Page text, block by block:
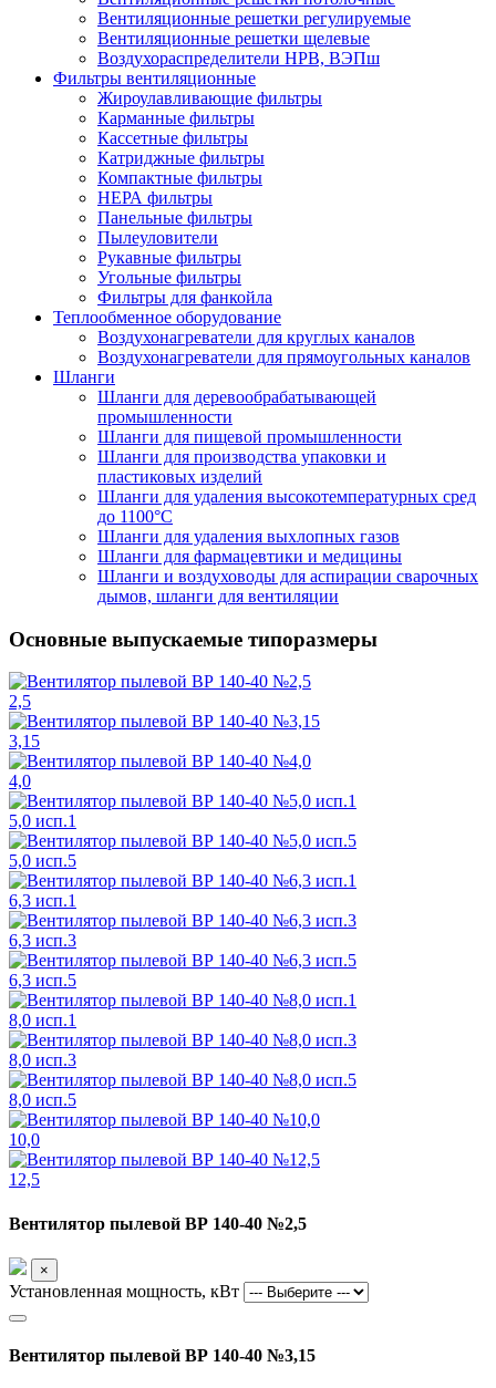
Вентиляционные решетки регулируемые
Вентиляционные решетки щелевые
Воздухораспределители НРВ, ВЭПш
Фильтры вентиляционные
Жироулавливающие фильтры
Карманные фильтры
Кассетные фильтры
Катриджные фильтры
Компактные фильтры
НЕРА фильтры
Панельные фильтры
Пылеуловители
Рукавные фильтры
Угольные фильтры
Фильтры для фанкойла
Теплообменное оборудование
Воздухонагреватели для круглых каналов
Воздухонагреватели для прямоугольных каналов
Шланги
Шланги для деревообрабатывающей
промышленности
Шланги для пищевой промышленности
Шланги для производства упаковки и
пластиковых изделий
Шланги для удаления высокотемпературных сред
до 1100°C
Шланги для удаления выхлопных газов
Шланги для фармацевтики и медицины
Шланги и воздуховоды для аспирации сварочных
дымов, шланги для вентиляции
Основные выпускаемые типоразмеры
2,5
3,15
4,0
5,0 исп.1
5,0 исп.5
6,3 исп.1
6,3 исп.3
6,3 исп.5
8,0 исп.1
8,0 исп.3
8,0 исп.5
10,0
12,5
Вентилятор пылевой ВР 140-40 №2,5
×
Установленная мощность, кВт
Вентилятор пылевой ВР 140-40 №3,15